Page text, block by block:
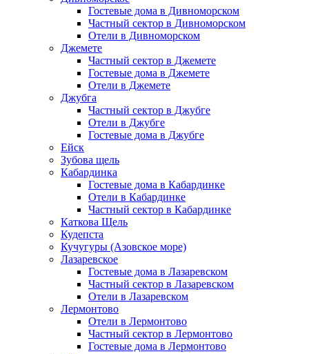
Гостевые дома в Дивноморском
Частный сектор в Дивноморском
Отели в Дивноморском
Джемете
Частный сектор в Джемете
Гостевые дома в Джемете
Отели в Джемете
Джубга
Частный сектор в Джубге
Отели в Джубге
Гостевые дома в Джубге
Ейск
Зубова щель
Кабардинка
Гостевые дома в Кабардинке
Отели в Кабардинке
Частный сектор в Кабардинке
Каткова Щель
Кудепста
Кучугуры (Азовское море)
Лазаревское
Гостевые дома в Лазаревском
Частный сектор в Лазаревском
Отели в Лазаревском
Лермонтово
Отели в Лермонтово
Частный сектор в Лермонтово
Гостевые дома в Лермонтово